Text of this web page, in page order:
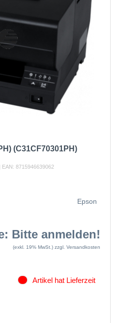
(C31CF70301PH)
EAN: 8715946639062
Epson
Bitte anmelden!
(exkl. 19% MwSt.) zzgl. Versandkosten
Artikel hat Lieferzeit